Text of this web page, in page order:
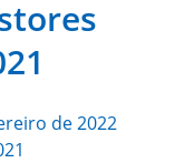
de 2022